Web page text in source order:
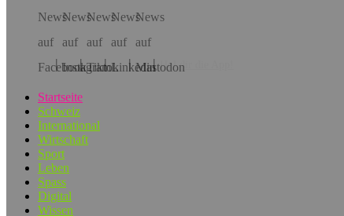
Hol dir die App!
Startseite
Schweiz
International
Wirtschaft
Sport
Leben
Spass
Digital
Wissen